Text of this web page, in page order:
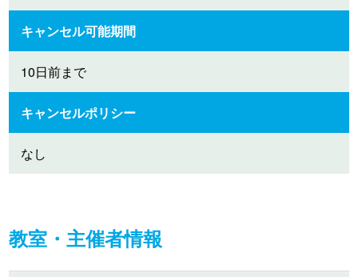
キャンセル可能期間
10日前まで
キャンセルポリシー
なし
教室・主催者情報